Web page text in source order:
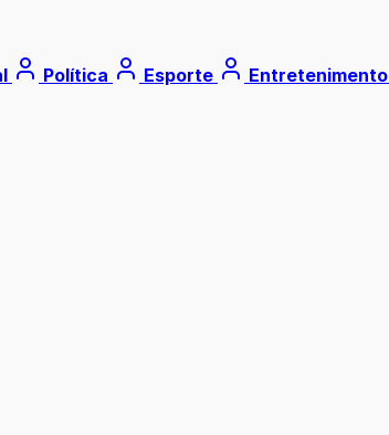
Política Esporte Entretenimento